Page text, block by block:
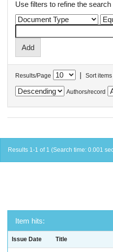
Use filters to refine the search
Results/Page | Sort
Authors/record
Results 1-1 of 1 (Search time: 0.001
Item hits:
Issue Date Title